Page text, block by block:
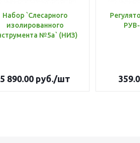
Набор `Слесарного
изолированного
инструмента №5а` (НИЗ)
5 890.00 руб./шт